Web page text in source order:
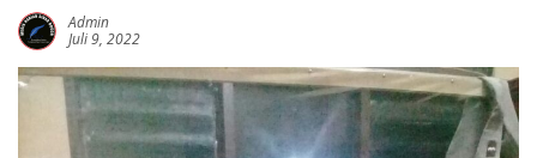
Admin
Juli 9, 2022